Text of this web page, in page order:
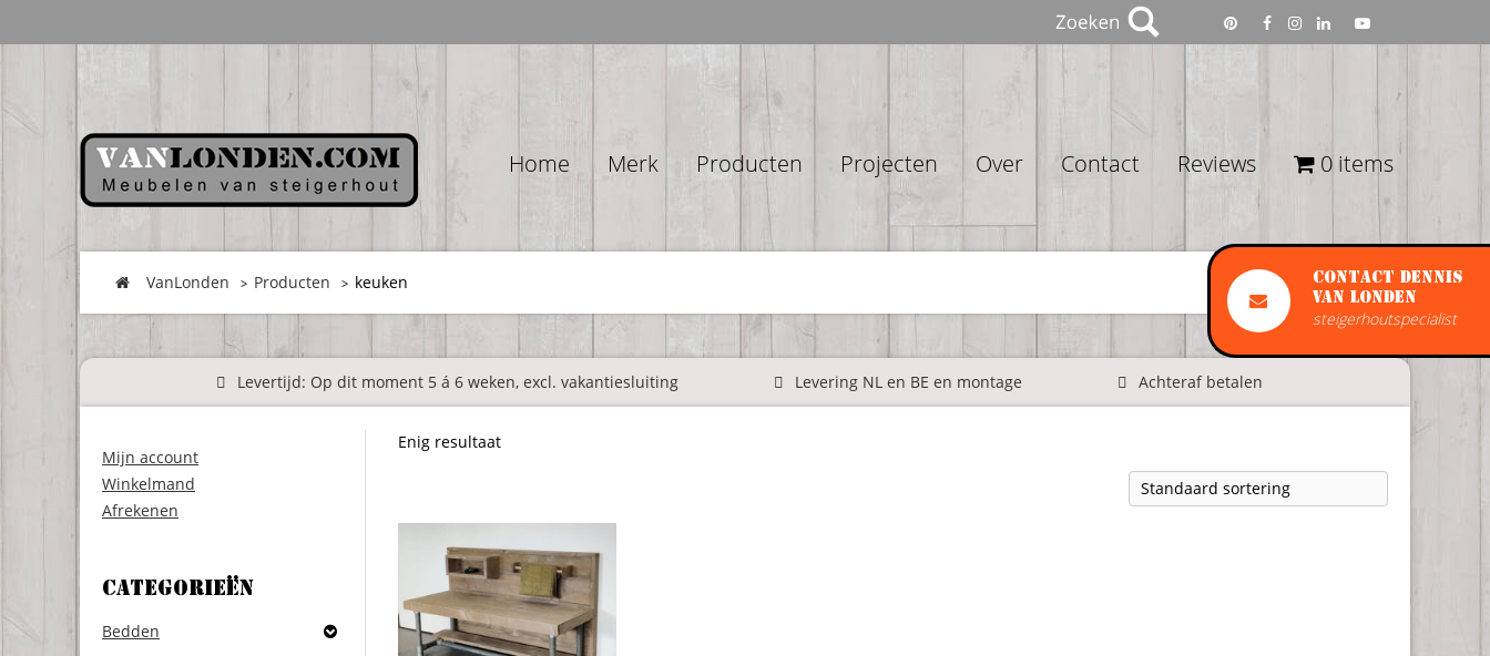
Contact Dennis
van Londen
steigerhoutspecialist
Home Merk Producten Projecten Over Contact Reviews 0 items
VanLonden Producten keuken
Levertijd: Op dit moment 5 á 6 weken, excl. vakantiesluiting Levering NL en BE en montage Achteraf betalen
Mijn account
Winkelmand
Afrekenen
Categorieën
Bedden
Enig resultaat